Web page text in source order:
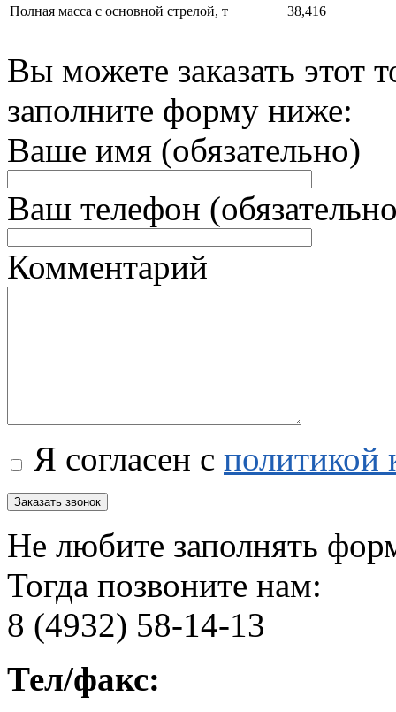
Полная масса с основной стрелой, т
38,416
Вы можете заказать этот
заполните форму ниже:
Ваше имя (обязательно)
Ваш телефон
Комментарий
Я согласен с политикой
Не любите заполнять
Тогда позвоните нам:
8 (4932) 58-14-13
Тел/факс: